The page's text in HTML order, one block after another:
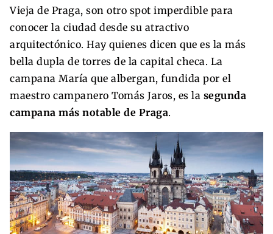
Vieja de Praga, son otro spot imperdible para
conocer la ciudad desde su atractivo
arquitectónico. Hay quienes dicen que es la más
bella dupla de torres de la capital checa. La
campana María que albergan, fundida por el
maestro campanero Tomás Jaros, es la segunda
campana más notable de Praga.